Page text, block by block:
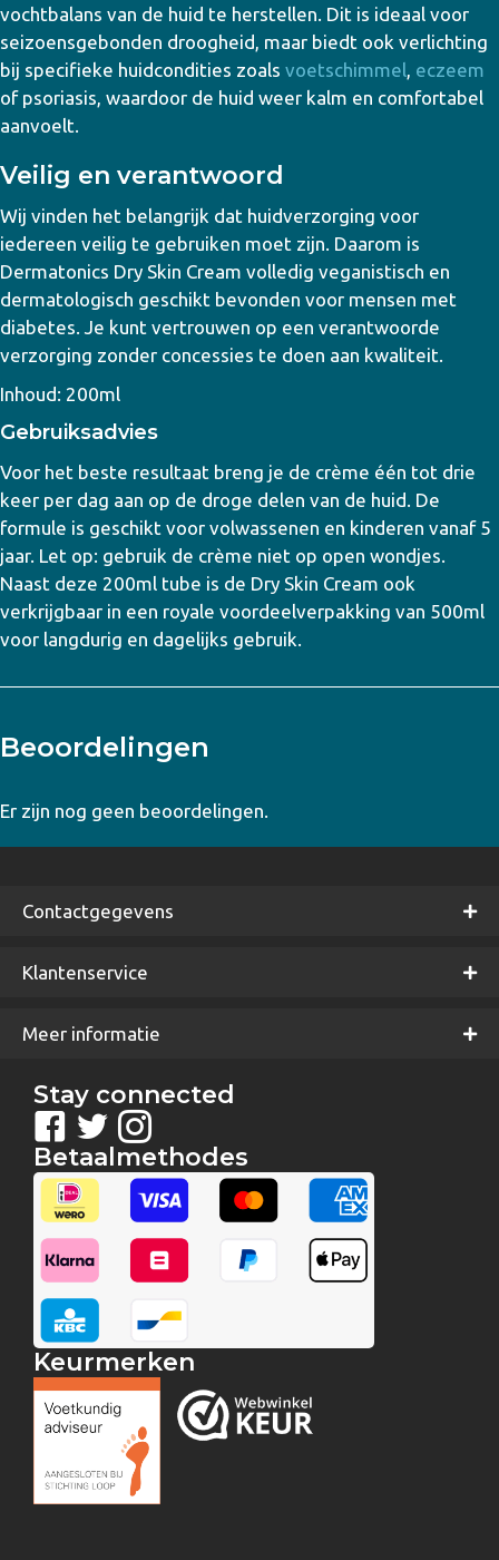
vochtbalans van de huid te herstellen. Dit is ideaal voor
seizoensgebonden droogheid, maar biedt ook verlichting
bij specifieke huidcondities zoals voetschimmel, eczeem
of psoriasis, waardoor de huid weer kalm en comfortabel
aanvoelt.
Veilig en verantwoord
Wij vinden het belangrijk dat huidverzorging voor
iedereen veilig te gebruiken moet zijn. Daarom is
Dermatonics Dry Skin Cream volledig veganistisch en
dermatologisch geschikt bevonden voor mensen met
diabetes. Je kunt vertrouwen op een verantwoorde
verzorging zonder concessies te doen aan kwaliteit.
Inhoud: 200ml
Gebruiksadvies
Voor het beste resultaat breng je de crème één tot drie
keer per dag aan op de droge delen van de huid. De
formule is geschikt voor volwassenen en kinderen vanaf 5
jaar. Let op: gebruik de crème niet op open wondjes.
Naast deze 200ml tube is de Dry Skin Cream ook
verkrijgbaar in een royale voordeelverpakking van 500ml
voor langdurig en dagelijks gebruik.
Beoordelingen
Er zijn nog geen beoordelingen.
Contactgegevens
Klantenservice
Meer informatie
Stay connected
Betaalmethodes
Keurmerken